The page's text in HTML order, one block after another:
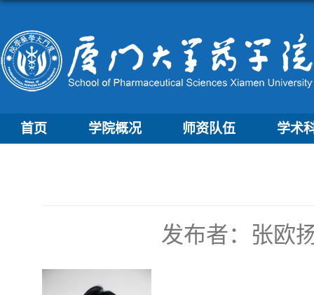
首页 学院概况 师资队伍 学术
发布者：张欧